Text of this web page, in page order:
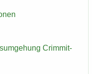
Crim­mit­